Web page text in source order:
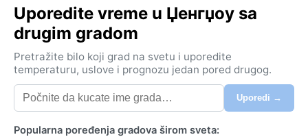
sa prosečnim temperaturama preko 30°C i obilnim
kišama od juna do avgusta, donetim monsunskim
uticajem. Zime su suve i hladne, sa temperaturama
koje se spuštaju ispod nule, ali retkim snegom.
Vlažnost je visoka tokom leta, dok zimi vazduh ostaje
suv. Za
Uporedite vreme u Џенгџоу sa
drugim gradom
Pretražite bilo koji grad na svetu i uporedite
temperaturu, uslove i prognozu jedan pored drugog.
Uporedi →
Popularna poređenja gradova širom sveta: